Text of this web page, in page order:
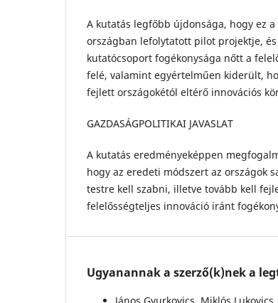
A kutatás legfőbb újdonsága, hogy ez
országban lefolytatott pilot projektje,
kutatócsoport fogékonysága nőtt a
felé, valamint egyértelműen kiderült,
fejlett országokétól eltérő innovációs
GAZDASÁGPOLITIKAI JAVASLAT
A kutatás eredményeképpen
hogy az eredeti módszert az országok
testre kell szabni, illetve tovább kell
felelősségteljes innováció iránt
Ugyanannak a szerző(k)nek a